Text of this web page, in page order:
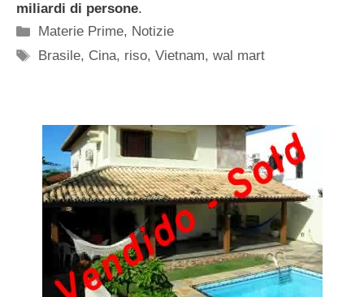
miliardi di persone.
Categorie
Materie Prime, Notizie
Tag
Brasile, Cina, riso,Vietnam,wal mart